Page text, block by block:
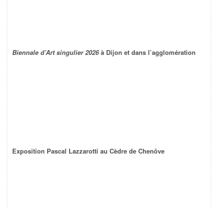
Biennale d’Art singulier 2026à Dijon et dans l’agglomération
Exposition Pascal Lazzarotti au Cèdre de Chenôve